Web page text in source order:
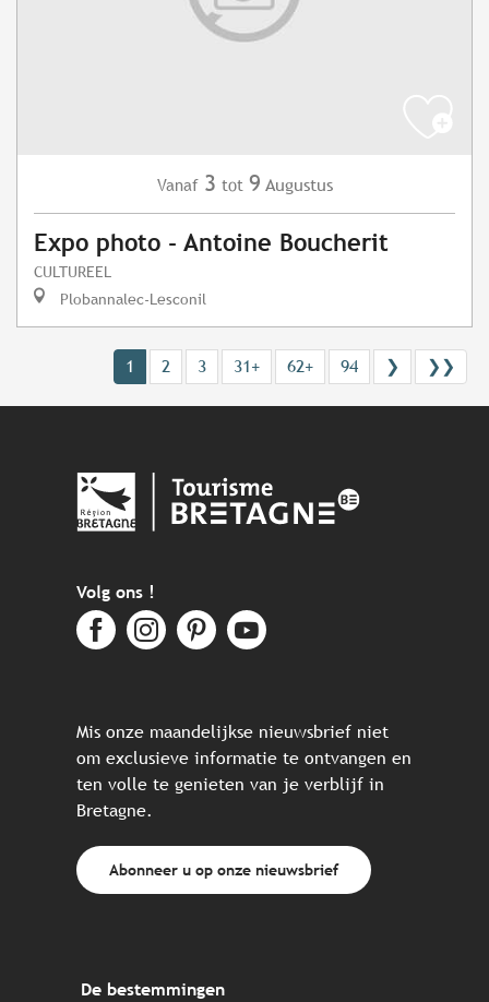
Vanaf 3 tot 9 Augustus
Expo photo - Antoine Boucherit
CULTUREEL
Plobannalec-Lesconil
1 2 3 31+ 62+ 94 ❯ ❯❯
Volg ons !
Mis onze maandelijkse nieuwsbrief niet
om exclusieve informatie te ontvangen en
ten volle te genieten van je verblijf in
Bretagne.
Abonneer u op onze nieuwsbrief
De bestemmingen